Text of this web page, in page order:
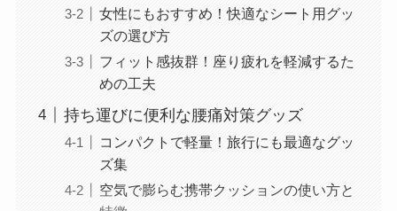
女性にもおすすめ！快適なシート用グッ
ズの選び方
フィット感抜群！座り疲れを軽減するた
めの工夫
持ち運びに便利な腰痛対策グッズ
コンパクトで軽量！旅行にも最適なグッ
ズ集
空気で膨らむ携帯クッションの使い方と